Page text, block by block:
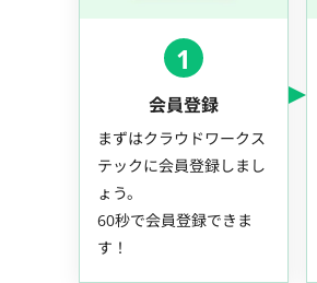
1
会員登録
まずはクラウドワークス
テックに会員登録しまし
ょう。
60秒で会員登録できま
す！